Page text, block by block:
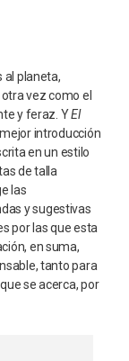
al planeta,
vez como el
y feraz. YEl
introducción
en un estilo
de talla
las
y sugestivas
por las que esta
en suma,
tanto para
se acerca, por